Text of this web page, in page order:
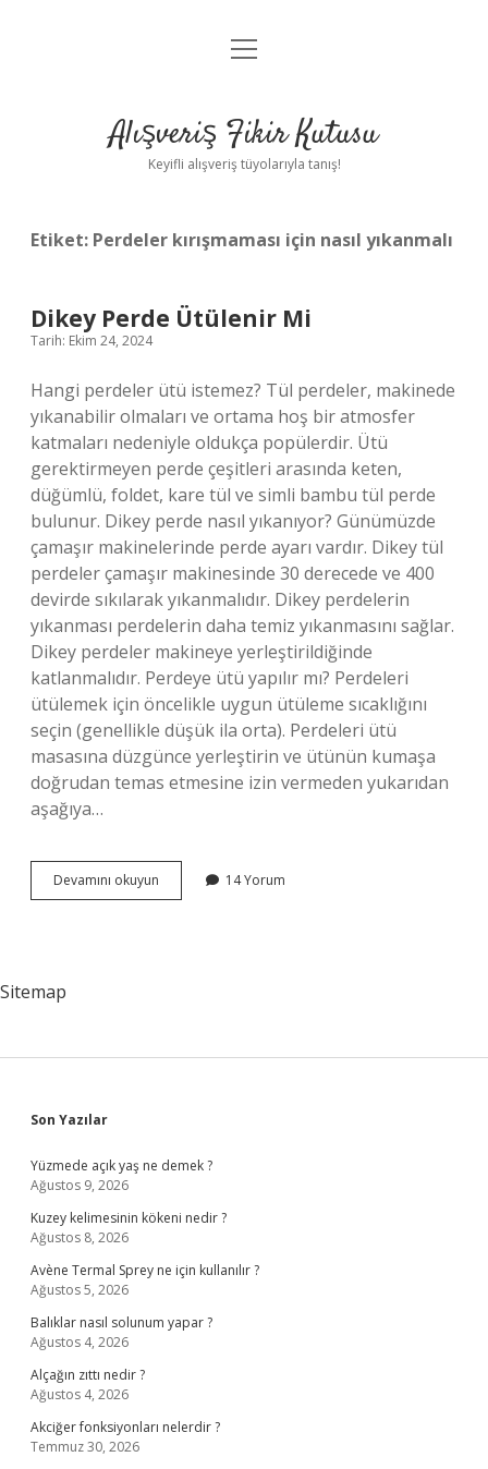
Anasayfa
Yasal Uyarı
menüyü
Alışveriş Fikir Kutusu
Keyifli alışveriş tüyolarıyla tanış!
Etiket: Perdeler kırışmaması için nasıl yıkanmalı
Dikey Perde Ütülenir Mi
Tarih: Ekim 24, 2024
Hangi perdeler ütü istemez? Tül perdeler, makinede
yıkanabilir olmaları ve ortama hoş bir atmosfer
katmaları nedeniyle oldukça popülerdir. Ütü
gerektirmeyen perde çeşitleri arasında keten,
düğümlü, foldet, kare tül ve simli bambu tül perde
bulunur. Dikey perde nasıl yıkanıyor? Günümüzde
çamaşır makinelerinde perde ayarı vardır. Dikey tül
perdeler çamaşır makinesinde 30 derecede ve 400
devirde sıkılarak yıkanmalıdır. Dikey perdelerin
yıkanması perdelerin daha temiz yıkanmasını sağlar.
Dikey perdeler makineye yerleştirildiğinde
katlanmalıdır. Perdeye ütü yapılır mı? Perdeleri
ütülemek için öncelikle uygun ütüleme sıcaklığını
seçin (genellikle düşük ila orta). Perdeleri ütü
masasına düzgünce yerleştirin ve ütünün kumaşa
doğrudan temas etmesine izin vermeden yukarıdan
aşağıya…
Devamını okuyun
Perde
14 Yorum
Sitemap
Sidebar
Son Yazılar
Yüzmede açık yaş ne demek ?
Ağustos 9, 2026
Kuzey kelimesinin kökeni nedir ?
Ağustos 8, 2026
Avène Termal Sprey ne için kullanılır ?
Ağustos 5, 2026
Balıklar nasıl solunum yapar ?
Ağustos 4, 2026
Alçağın zıttı nedir ?
Ağustos 4, 2026
Akciğer fonksiyonları nelerdir ?
Temmuz 30, 2026